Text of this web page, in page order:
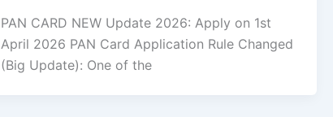
PAN CARD NEW Update 2026: Apply on 1st
April 2026 PAN Card Application Rule Changed
(Big Update): One of the